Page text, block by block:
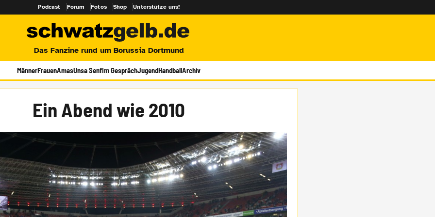
Podcast Forum Fotos Shop Unterstütze uns!
Das Fanzine rund um Borussia Dortmund
MännerFrauenAmasUnsa SenfIm GesprächJugendHandballArchiv
Ein Abend wie 2010